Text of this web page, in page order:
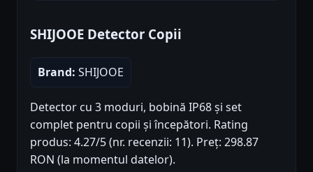
SHIJOOE Detector Copii
Brand: SHIJOOE
Detector cu 3 moduri, bobină IP68 și set
complet pentru copii și începători. Rating
produs: 4.27/5 (nr. recenzii: 11). Preț: 298.87
RON (la momentul datelor).